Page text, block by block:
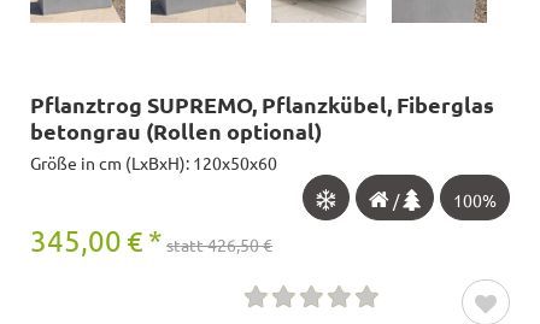
Pflanztrog SUPREMO, Pflanzkübel, Fiberglas
betongrau (Rollen optional)
Größe in cm (LxBxH): 120x50x60
100%
/
345,00 € * statt 426,50 €